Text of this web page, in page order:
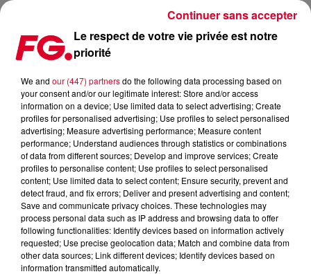
LES SOIRÉES IMMANQUABLES D’IBIZA…
Publié : 8 juin 2022 à 13h24 par Christophe HUBERT
Le respect de votre vie privée est notre
priorité
We and our (447) partnersdo the following data processing based on
your consent and/or our legitimate interest: Store and/or access
information on a device; Use limited data to select advertising; Create
profiles for personalised advertising; Use profiles to select personalised
advertising; Measure advertising performance; Measure content
performance; Understand audiences through statistics or combinations
of data from different sources; Develop and improve services; Create
profiles to personalise content; Use profiles to select personalised
content; Use limited data to select content; Ensure security, prevent and
detect fraud, and fix errors; Deliver and present advertising and content;
Save and communicate privacy choices. These technologies may
process personal data such as IP address and browsing data to offer
following functionalities: Identify devices based on information actively
requested; Use precise geolocation data; Match and combine data from
other data sources; Link different devices; Identify devices based on
information transmitted automatically.
Continuer sans accepter